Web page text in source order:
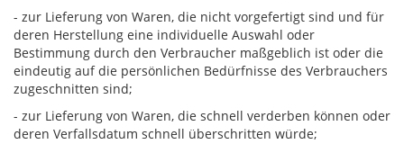
- zur Lieferung von Waren, die nicht vorgefertigt sind und für
deren Herstellung eine individuelle Auswahl oder
Bestimmung durch den Verbraucher maßgeblich ist oder die
eindeutig auf die persönlichen Bedürfnisse des Verbrauchers
zugeschnitten sind;
- zur Lieferung von Waren, die schnell verderben können oder
deren Verfallsdatum schnell überschritten würde;